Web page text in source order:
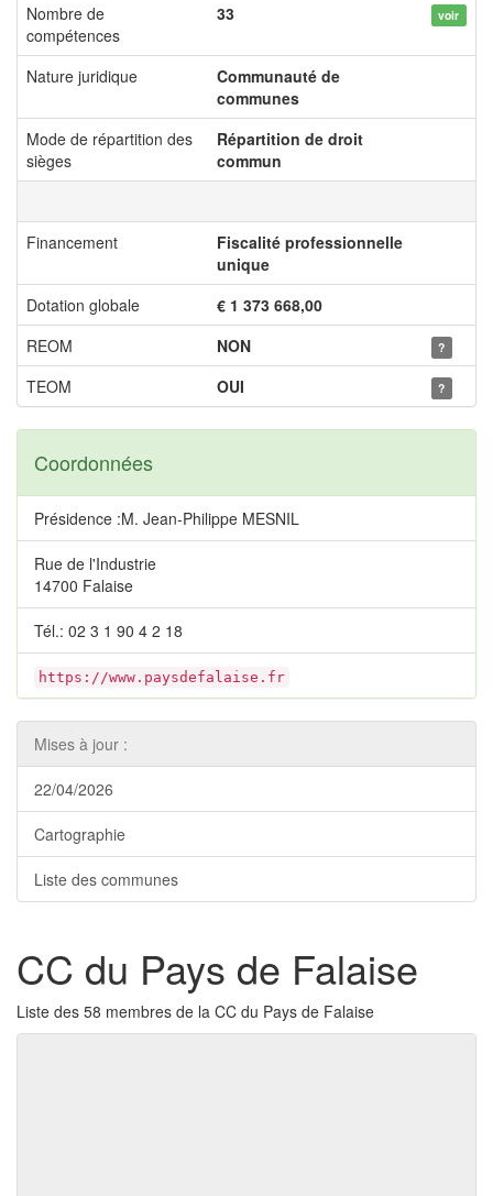
Nombre de
compétences
33 voir
Nature juridique
Communauté de
communes
Mode de répartition des
sièges
Répartition de droit
commun
Financement
Fiscalité professionnelle
unique
Dotation globale
€ 1 373 668,00
REOM
NON ?
TEOM OUI ?
Coordonnées
Présidence :M. Jean-Philippe MESNIL
Rue de l'Industrie
14700 Falaise
Tél.: 02 3 1 90 4 2 18
https://www.paysdefalaise.fr
Mises à jour :
22/04/2026
Cartographie
Liste des communes
CC du Pays de Falaise
Liste des 58 membres de la CC du Pays de Falaise